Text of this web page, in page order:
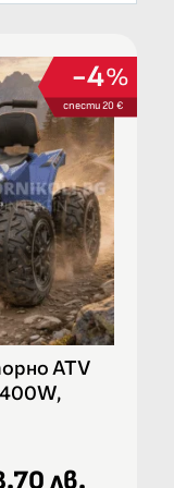
%
4
спести 20 €
ATV
лв.